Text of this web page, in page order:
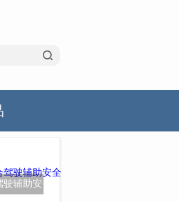
驶辅助安